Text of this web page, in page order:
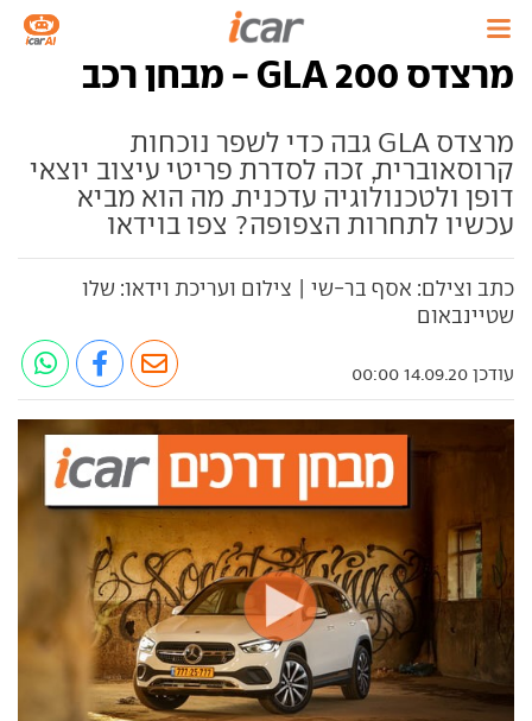
מרצדס GLA 200 - מבחן רכב
מרצדס GLA גבה כדי לשפר נוכחות
קרוסאוברית, זכה לסדרת פריטי עיצוב יוצאי
דופן ולטכנולוגיה עדכנית. מה הוא מביא
עכשיו לתחרות הצפופה? צפו בוידאו
כתב וצילם: אסף בר-שי | צילום ועריכת וידאו: שלו
שטיינבאום
עודכן 14.09.20 00:00